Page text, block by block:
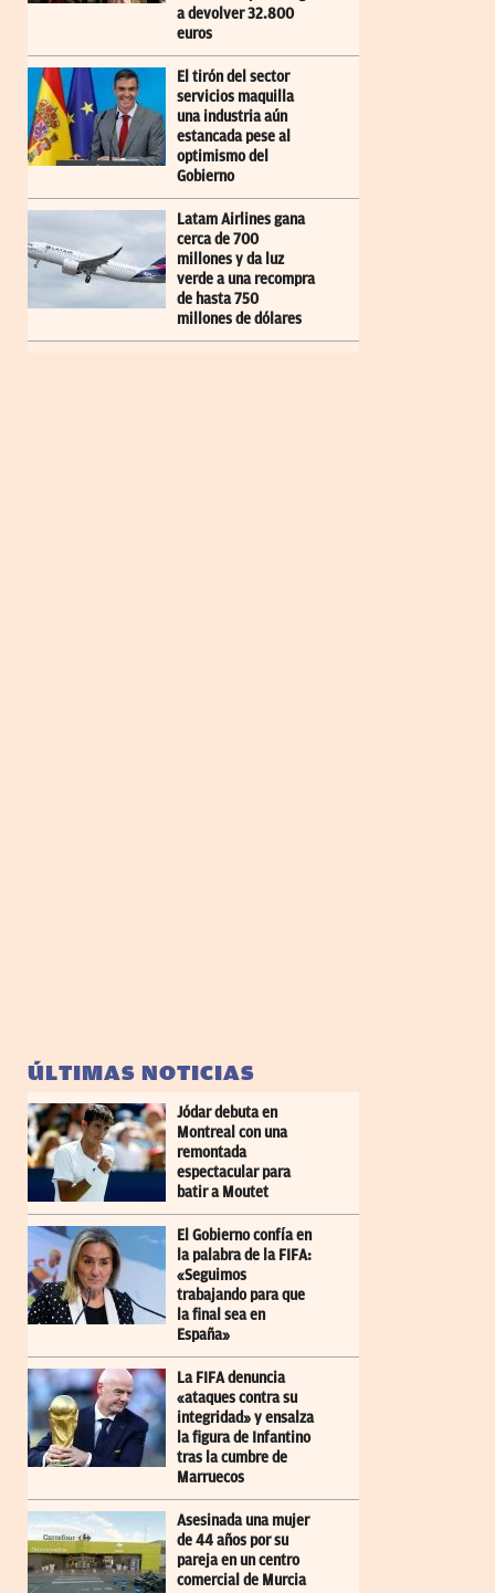
a devolver 32.800
euros
El tirón del sector
servicios maquilla
una industria aún
estancada pese al
optimismo del
Gobierno
Latam Airlines gana
cerca de 700
millones y da luz
verde a una recompra
de hasta 750
millones de dólares
ÚLTIMAS NOTICIAS
Jódar debuta en
Montreal con una
remontada
espectacular para
batir a Moutet
El Gobierno confía en
la palabra de la FIFA:
«Seguimos
trabajando para que
la final sea en
España»
La FIFA denuncia
«ataques contra su
integridad» y ensalza
la figura de Infantino
tras la cumbre de
Marruecos
Asesinada una mujer
de 44 años por su
pareja en un centro
comercial de Murcia